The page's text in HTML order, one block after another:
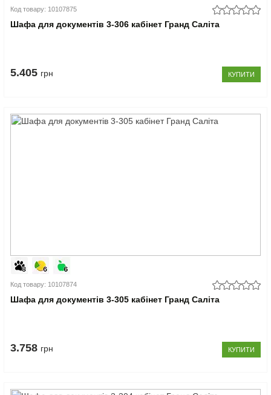
Код товару: 10107875
Шафа для документів 3-306 кабінет Гранд Саліта
5.405 грн КУПИТИ
Код товару: 10107874
Шафа для документів 3-305 кабінет Гранд Саліта
3.758 грн КУПИТИ